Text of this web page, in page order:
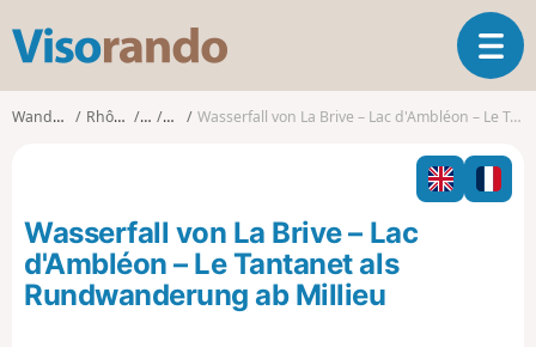
s
o
o
T
o
l
n
Wanderungen Rhône-Alpes AinLhuisWasserfall von La Brive – Lac d'Ambléon – Le Tantanet als Rundwanderung ab Millieu
Wasserfall von La Brive – Lac
d'Ambléon – Le Tantanet als
Rundwanderung ab Millieu